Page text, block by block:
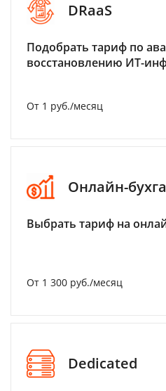
DRaaS
Подобрать тариф по
восстановлению ИТ-
От 1 руб./месяц
Онлайн-
Выбрать тариф на
От 1 300 руб./месяц
Dedicated